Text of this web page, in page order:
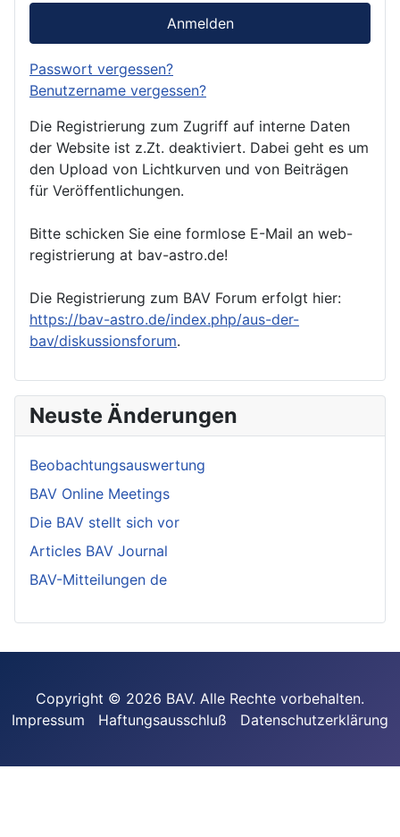
Anmelden
Passwort vergessen?
Benutzername vergessen?
Die Registrierung zum Zugriff auf interne Daten
der Website ist z.Zt. deaktiviert. Dabei geht es um
den Upload von Lichtkurven und von Beiträgen
für Veröffentlichungen.
Bitte schicken Sie eine formlose E-Mail an web-
registrierung at bav-astro.de!
Die Registrierung zum BAV Forum erfolgt hier:
https://bav-astro.de/index.php/aus-der-
bav/diskussionsforum.
Neuste Änderungen
Beobachtungsauswertung
BAV Online Meetings
Die BAV stellt sich vor
Articles BAV Journal
BAV-Mitteilungen de
Copyright © 2026 BAV. Alle Rechte vorbehalten.
Impressum
Haftungsausschluß Datenschutzerklärung